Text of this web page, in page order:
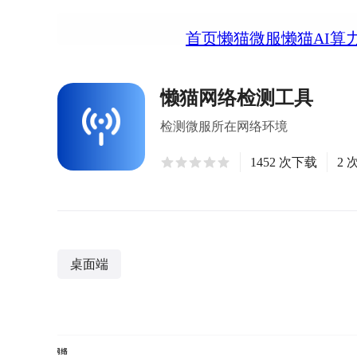
首页懒猫微服懒猫AI算
懒猫网络检测工具
检测微服所在网络环境
1452 次下载 2
桌面端